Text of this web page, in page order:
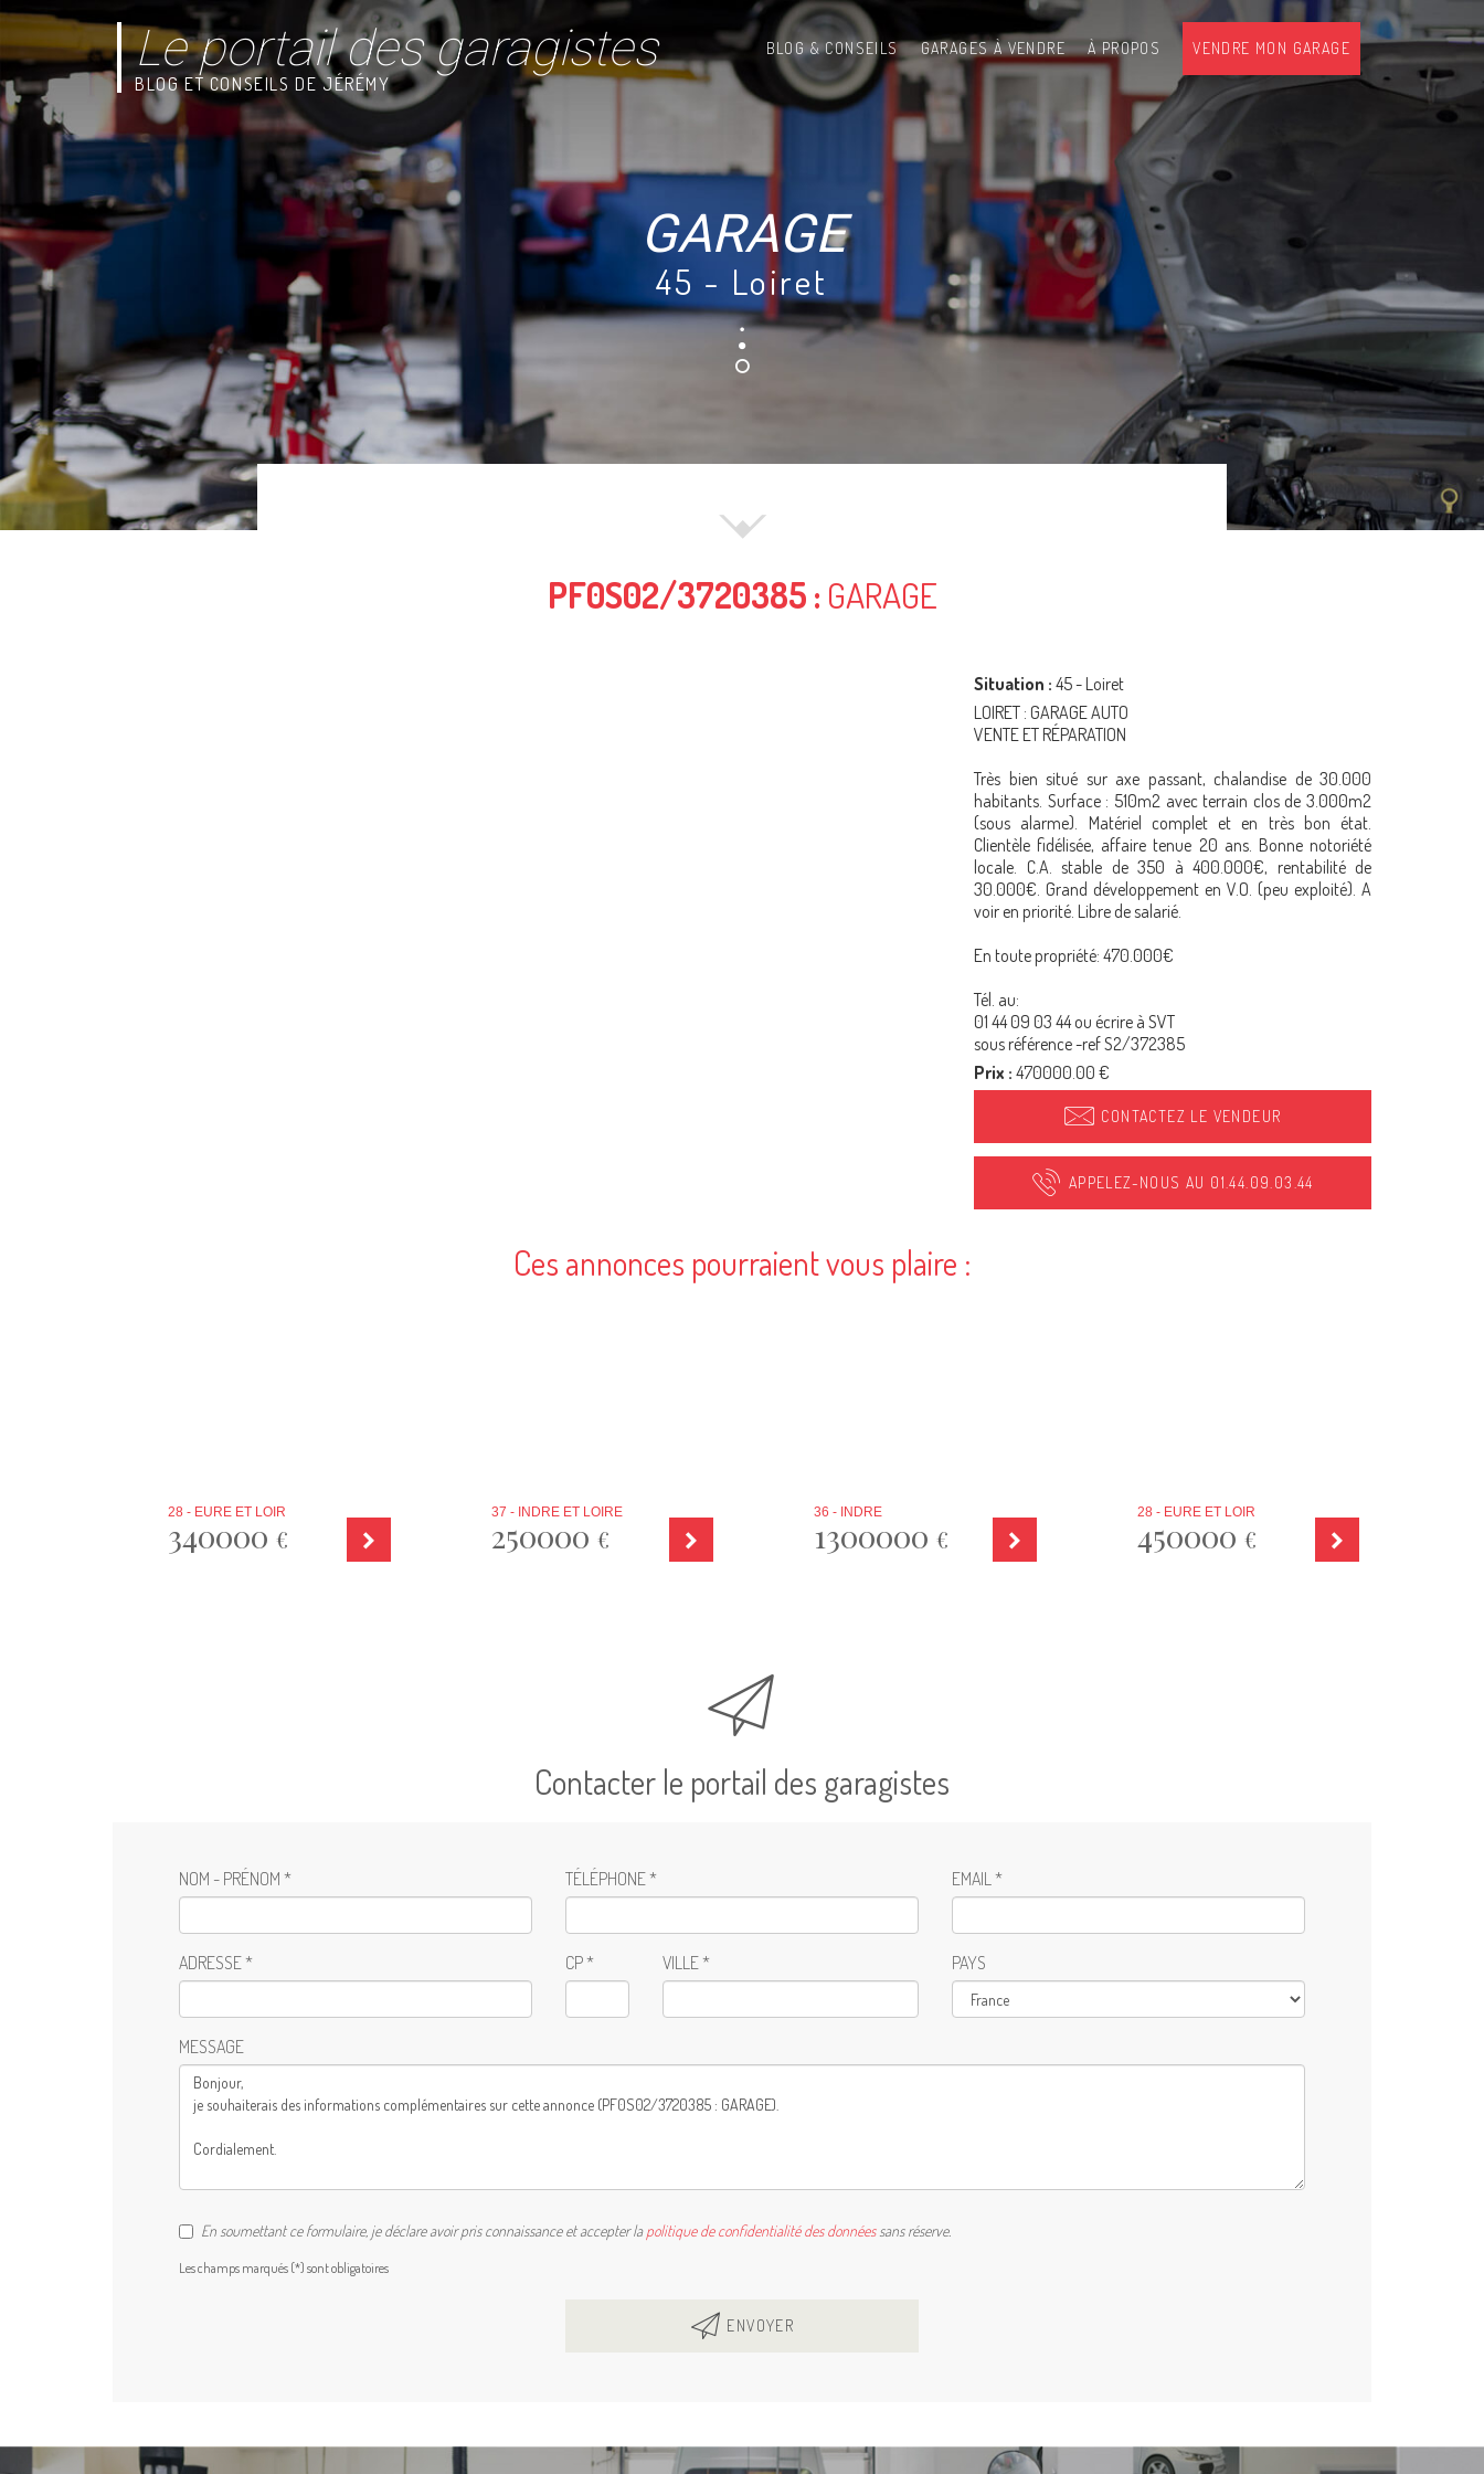
Le portail des garagistes
BLOG ET CONSEILS DE JÉRÉMY
BLOG & CONSEILS GARAGES À VENDRE À PROPOS VENDRE MON GARAGE
GARAGE
45 - Loiret
PF0S02/3720385 : GARAGE
Situation : 45 - Loiret
LOIRET : GARAGE AUTO
VENTE ET RÉPARATION
Très bien situé sur axe passant, chalandise de 30.000
habitants. Surface : 510m2 avec terrain clos de 3.000m2
(sous alarme). Matériel complet et en très bon état.
Clientèle fidélisée, affaire tenue 20 ans. Bonne notoriété
locale. C.A. stable de 350 à 400.000€, rentabilité de
30.000€. Grand développement en V.O. (peu exploité). A
voir en priorité. Libre de salarié.
En toute propriété: 470.000€
Tél. au:
01 44 09 03 44 ou écrire à SVT
sous référence -ref S2/372385
Prix : 470000.00 €
CONTACTEZ LE VENDEUR
APPELEZ-NOUS AU 01.44.09.03.44
Ces annonces pourraient vous plaire :
28 - EURE ET LOIR
340000€
37 - INDRE ET LOIRE
250000 €
36 - INDRE
1300000€
28 - EURE ET LOIR
450000 €
Contacter le portail des garagistes
NOM - PRÉNOM * TÉLÉPHONE * EMAIL *
ADRESSE * CP * VILLE * PAYS
MESSAGE
En soumettant ce formulaire, je déclare avoir pris connaissance et accepter lapolitique de confidentialité des donnéessans réserve.
Les champs marqués (*) sont obligatoires
ENVOYER